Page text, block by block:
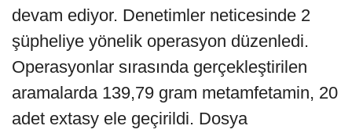
devam ediyor. Denetimler neticesinde 2
şüpheliye yönelik operasyon düzenledi.
Operasyonlar sırasında gerçekleştirilen
aramalarda 139,79 gram metamfetamin, 20
adet extasy ele geçirildi. Dosya